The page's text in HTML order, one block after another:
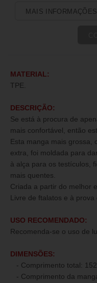
MAIS INFORMAÇÕES
MATERIAL:
TPE.
DESCRIÇÃO:
Se está à procura de
mais confortável, então
Esta manga mais grossa,
extra, foi moldada para
à alça para os testículos,
mais quentes.
Criada a partir do melhor
Livre de ftalatos e à prova
USO RECOMENDADO:
Recomenda-se o uso de
DIMENSÕES:
- Comprimento total: 152
- Comprimento da